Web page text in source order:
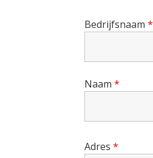
Bedrijfsnaam*
Naam*
Adres*